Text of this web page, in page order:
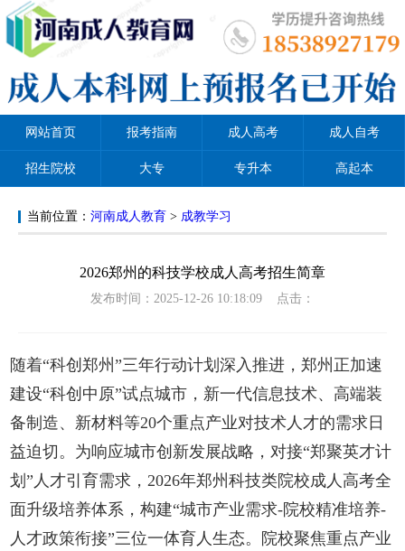
网站首页 报考指南 成人高考 成人自考
招生院校 大专 专升本 高起本
当前位置： 河南成人教育 > 成教学习
2026郑州的科技学校成人高考招生简章
发布时间：2025-12-26 10:18:09 点击：
随着“科创郑州”三年行动计划深入推进，郑州正加速
建设“科创中原”试点城市，新一代信息技术、高端装
备制造、新材料等20个重点产业对技术人才的需求日
益迫切。为响应城市创新发展战略，对接“郑聚英才计
划”人才引育需求，2026年郑州科技类院校成人高考全
面升级培养体系，构建“城市产业需求-院校精准培养-
人才政策衔接”三位一体育人生态。院校聚焦重点产业